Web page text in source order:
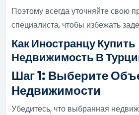
Поэтому всегда уточняйте свою
специалиста, чтобы избежать
Как Иностранцу Купить
Недвижимость В
Шаг 1: Выберите
Недвижимости
Убедитесь, что выбранная